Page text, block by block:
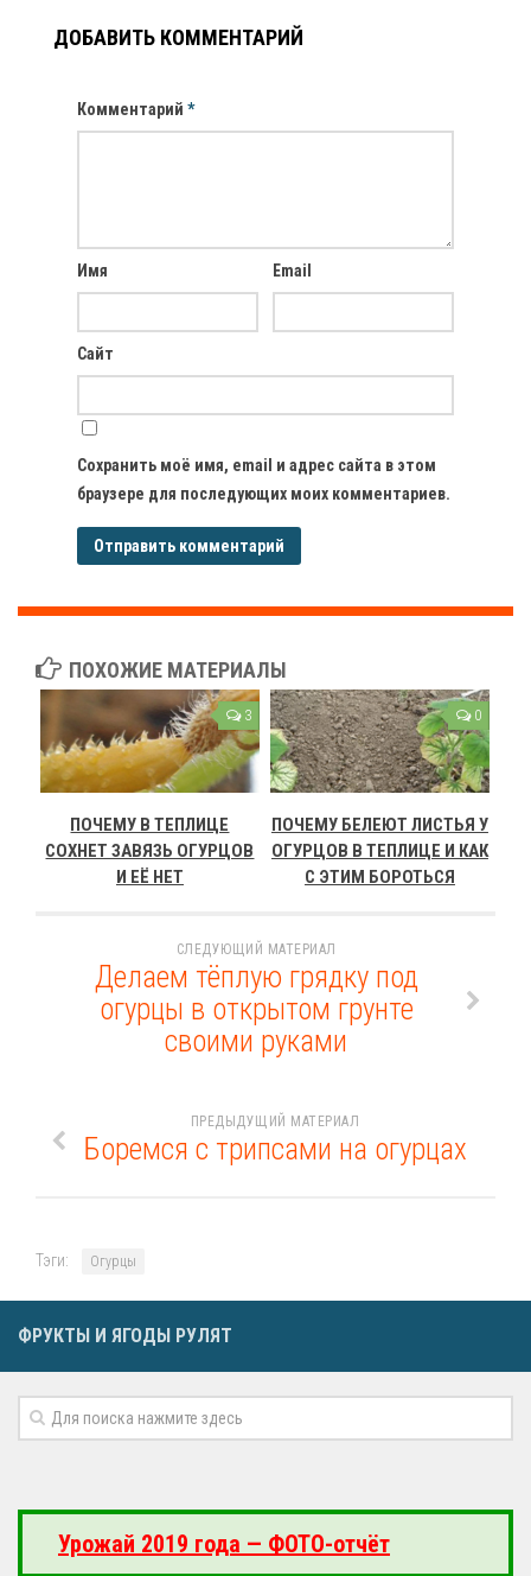
ДОБАВИТЬ КОММЕНТАРИЙ
Комментарий *
Имя Email
Сайт
Сохранить моё имя, email и адрес сайта в этом
браузере для последующих моих комментариев.
ПОХОЖИЕ МАТЕРИАЛЫ
3
ПОЧЕМУ В ТЕПЛИЦЕ
СОХНЕТ ЗАВЯЗЬ ОГУРЦОВ
И ЕЁ НЕТ
0
ПОЧЕМУ БЕЛЕЮТ ЛИСТЬЯ У
ОГУРЦОВ В ТЕПЛИЦЕ И КАК
С ЭТИМ БОРОТЬСЯ
СЛЕДУЮЩИЙ МАТЕРИАЛ
Делаем тёплую грядку под
огурцы в открытом грунте
своими руками
ПРЕДЫДУЩИЙ МАТЕРИАЛ
Боремся с трипсами на огурцах
Тэги: Огурцы
ФРУКТЫ И ЯГОДЫ РУЛЯТ
Урожай 2019 года — ФОТО-отчёт